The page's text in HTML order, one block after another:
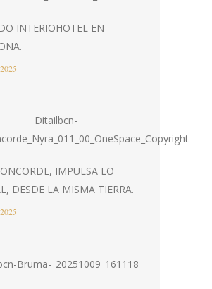
INTERIOHOTEL EN
IMPULSA LO
DESDE LA MISMA TIERRA.